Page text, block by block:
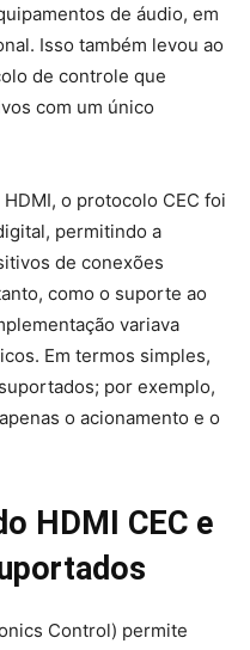
de áudio, em
Isso também levou ao
de controle que
com um único
o protocolo CEC foi
permitindo a
de conexões
como o suporte ao
variava
Em termos simples,
por exemplo,
o acionamento e o
HDMI CEC e
Control) permite